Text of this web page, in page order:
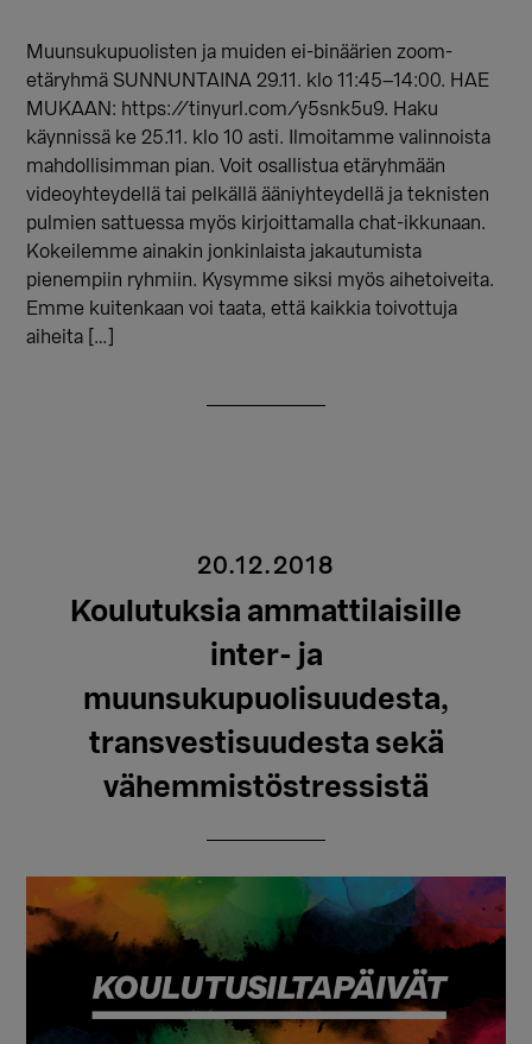
Muunsukupuolisten ja muiden ei-binäärien zoom-
etäryhmä SUNNUNTAINA 29.11. klo 11:45–14:00. HAE
MUKAAN: https://tinyurl.com/y5snk5u9. Haku
käynnissä ke 25.11. klo 10 asti. Ilmoitamme valinnoista
mahdollisimman pian. Voit osallistua etäryhmään
videoyhteydellä tai pelkällä ääniyhteydellä ja teknisten
pulmien sattuessa myös kirjoittamalla chat-ikkunaan.
Kokeilemme ainakin jonkinlaista jakautumista
pienempiin ryhmiin. Kysymme siksi myös aihetoiveita.
Emme kuitenkaan voi taata, että kaikkia toivottuja
aiheita […]
20.12.2018
Koulutuksia ammattilaisille
inter- ja
muunsukupuolisuudesta,
transvestisuudesta sekä
vähemmistöstressistä